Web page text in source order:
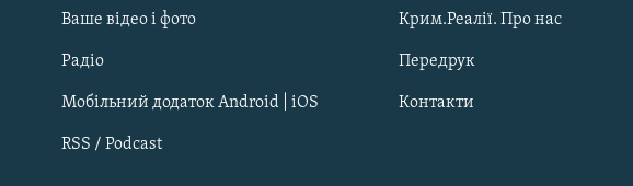
ДОЛУЧАЙСЯ!
Ваше відео і фото
Радіо
Мобільний додаток Android | iOS
RSS / Podcast
Крим.Реалії. Про нас
Передрук
Контакти